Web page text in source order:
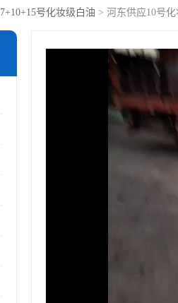
7+10+15号化妆级白油 > 河东供应10号